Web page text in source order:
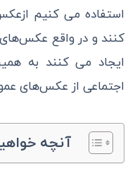
استفاده می کنیم
کنند و در واقع
ایجاد می کنند به
اجتماعی از عکس‌های
آنچه